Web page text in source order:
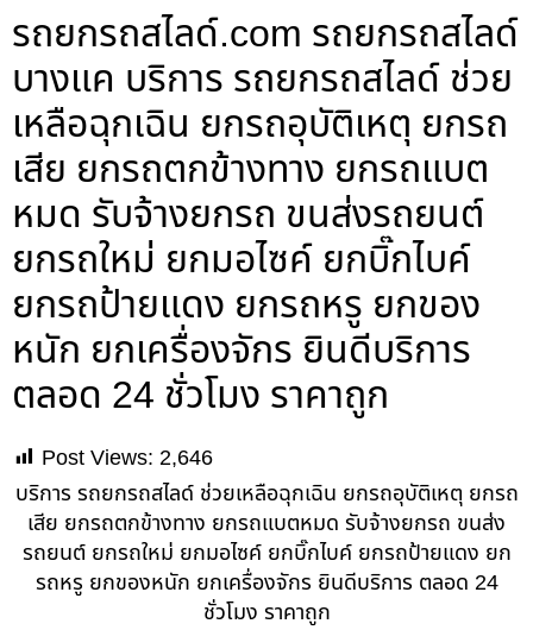
รถยกรถสไลด์.com รถยกรถสไลด์
บางแค บริการ รถยกรถสไลด์ ช่วย
เหลือฉุกเฉิน ยกรถอุบัติเหตุ ยกรถ
เสีย ยกรถตกข้างทาง ยกรถแบต
หมด รับจ้างยกรถ ขนส่งรถยนต์
ยกรถใหม่ ยกมอไซค์ ยกบิ๊กไบค์
ยกรถป้ายแดง ยกรถหรู ยกของ
หนัก ยกเครื่องจักร ยินดีบริการ
ตลอด 24 ชั่วโมง ราคาถูก
Post Views: 2,646
บริการ รถยกรถสไลด์ ช่วยเหลือฉุกเฉิน ยกรถอุบัติเหตุ ยกรถ
เสีย ยกรถตกข้างทาง ยกรถแบตหมด รับจ้างยกรถ ขนส่ง
รถยนต์ ยกรถใหม่ ยกมอไซค์ ยกบิ๊กไบค์ ยกรถป้ายแดง ยก
รถหรู ยกของหนัก ยกเครื่องจักร ยินดีบริการ ตลอด 24
ชั่วโมง ราคาถูก